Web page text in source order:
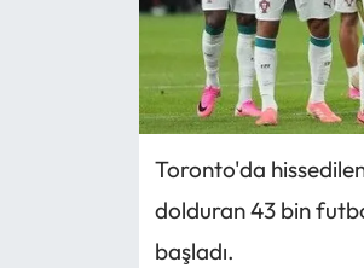
Toronto'da
dolduran 43 bin
başladı.